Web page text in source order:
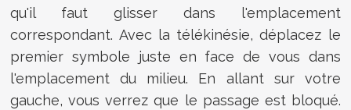
qu'il faut glisser dans l'emplacement
correspondant. Avec la télékinésie, déplacez le
premier symbole juste en face de vous dans
l'emplacement du milieu. En allant sur votre
gauche, vous verrez que le passage est bloqué.